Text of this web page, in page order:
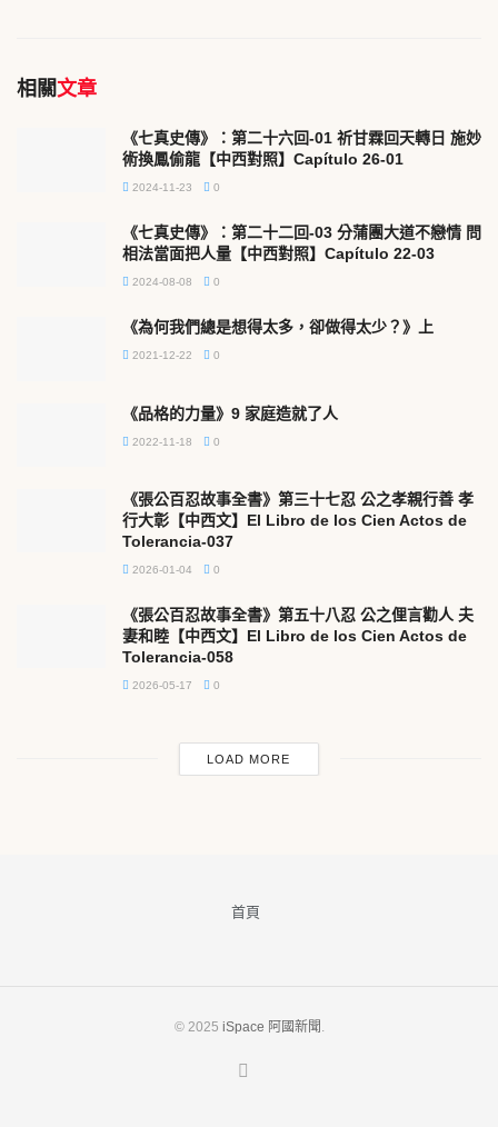
相關文章
《七真史傳》：第二十六回-01 祈甘霖回天轉日 施妙
術換鳳偷龍【中西對照】Capítulo 26-01
2024-11-23 0
《七真史傳》：第二十二回-03 分蒲團大道不戀情 問
相法當面把人量【中西對照】Capítulo 22-03
2024-08-08 0
《為何我們總是想得太多，卻做得太少？》上
2021-12-22 0
《品格的力量》9 家庭造就了人
2022-11-18 0
《張公百忍故事全書》第三十七忍 公之孝親行善 孝
行大彰【中西文】El Libro de los Cien Actos de
Tolerancia-037
2026-01-04 0
《張公百忍故事全書》第五十八忍 公之俚言勸人 夫
妻和睦【中西文】El Libro de los Cien Actos de
Tolerancia-058
2026-05-17 0
LOAD MORE
首頁
© 2025 iSpace 阿國新聞